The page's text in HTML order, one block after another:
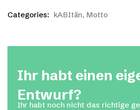
Categories: kABItän, Motto
Ihr habt einen
Entwurf?
Ihr habt noch nicht das richtige